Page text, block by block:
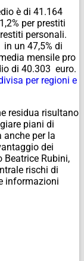
è di 41.164
per prestiti
personali.
un 47,5% di
mensile pro
di 40.303 euro.
per regioni e
residua risultano
piani di
per la
dei
Beatrice Rubini,
rischi di
informazioni